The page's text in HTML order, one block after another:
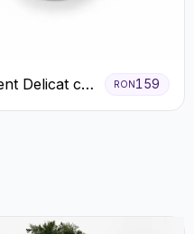
Delicat cu
Roz în
RON159